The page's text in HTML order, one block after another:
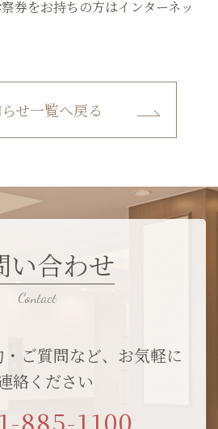
券をお持ちの方はインターネッ
せ一覧へ戻る
い合わせ
ご質問など、お気軽に
絡ください
885-1100